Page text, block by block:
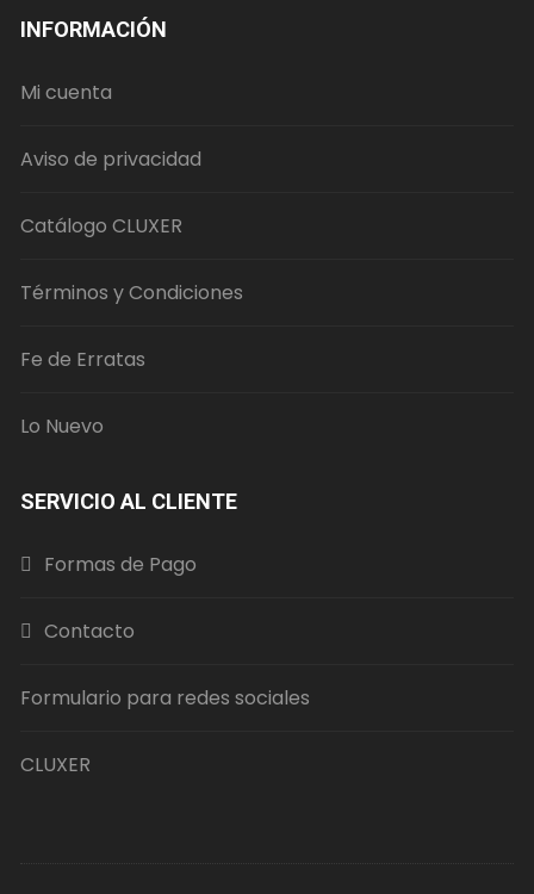
INFORMACIÓN
Mi cuenta
Aviso de privacidad
Catálogo CLUXER
Términos y Condiciones
Fe de Erratas
Lo Nuevo
SERVICIO AL CLIENTE
Formas de Pago
Contacto
Formulario para redes sociales
CLUXER